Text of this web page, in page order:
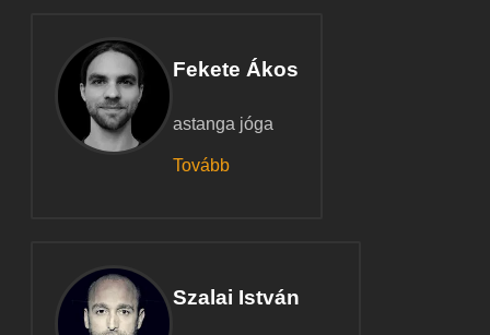
Fekete Ákos
astanga jóga
Tovább
Szalai István